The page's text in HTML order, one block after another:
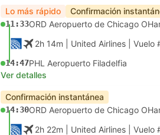
Lo más rápido Confirmación
11:33ORD Aeropuerto de Chicago
2h 14m | United Airlines Vuelo
14:47PHL Aeropuerto Filadelfia
Ver detalles
Confirmación instantánea
14:30ORD Aeropuerto de Chicago
2h 22m | United Airlines Vuelo